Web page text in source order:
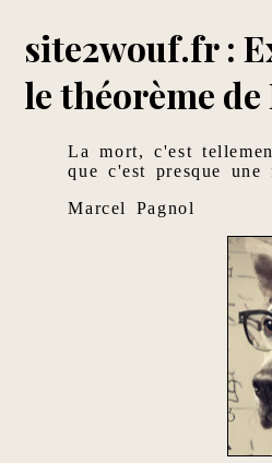
site2wouf.fr :
le théorème
La mort, c'est
que c'est presque une
Marcel Pagnol